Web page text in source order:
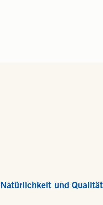
Natürlichkeit und Qualität